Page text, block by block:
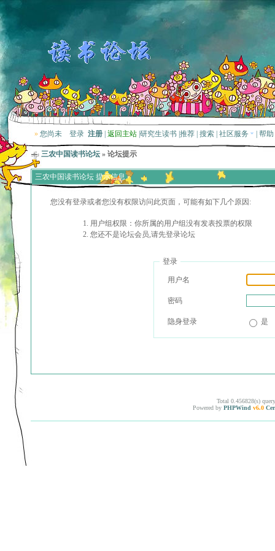
» 您尚未 登录 注册 返回主站 研究生读书 推荐 搜索 社区服务 帮助
三农中国读书论坛 » 论坛提示
三农中国读书论坛 提示信息
您没有登录或者您没有权限访问此页面，可能有如下几个原因:
用户组权限：你所属的用户组没有发表投票的权限
您还不是论坛会员,请先登录论坛
登录
用户名
密码
隐身登录 是
Total 0.456828(s)
Powered by PHPWind v6.0